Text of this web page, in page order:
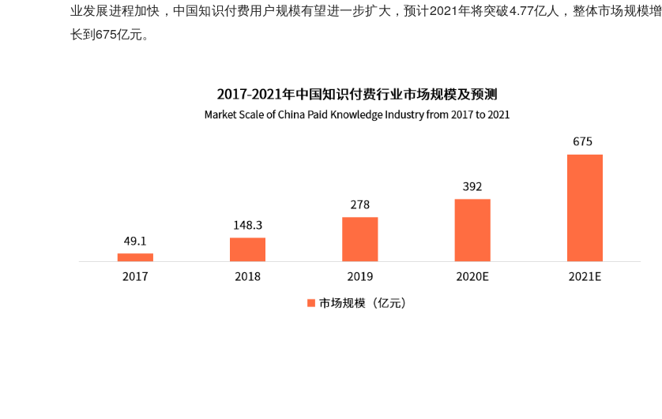
业发展进程加快，中国知识付费用户规模有望进一步扩大，预计2021年将突破4.77亿人，整体市场规模增
长到675亿元。